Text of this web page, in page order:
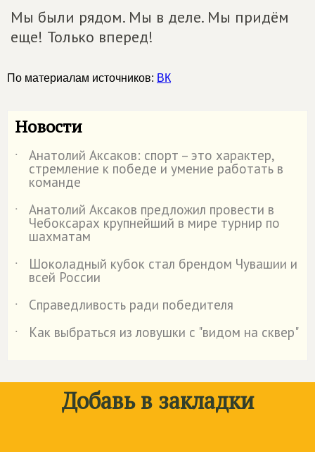
Мы были рядом. Мы в деле. Мы придём
еще! Только вперед!
По материалам источников: ВК
Новости
˙ Анатолий Аксаков: спорт – это характер,
стремление к победе и умение работать в
команде
˙
Анатолий Аксаков предложил провести в
Чебоксарах крупнейший в мире турнир по
шахматам
˙
Шоколадный кубок стал брендом Чувашии и
всей России
˙
Справедливость ради победителя
˙
Как выбраться из ловушки с "видом на сквер"
Добавь в закладки